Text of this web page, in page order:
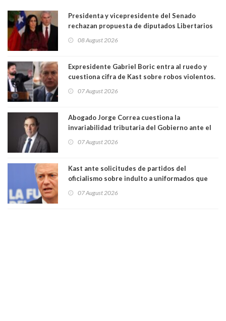
Presidenta y vicepresidente del Senado
rechazan propuesta de diputados Libertarios
"Constituye un camino equivocado"
08 August 2026
Expresidente Gabriel Boric entra al ruedo y
cuestiona cifra de Kast sobre robos violentos.
07 August 2026
Abogado Jorge Correa cuestiona la
invariabilidad tributaria del Gobierno ante el
democracia” y "defendemos la alternancia en el
07 August 2026
Kast ante solicitudes de partidos del
oficialismo sobre indulto a uniformados que
07 August 2026